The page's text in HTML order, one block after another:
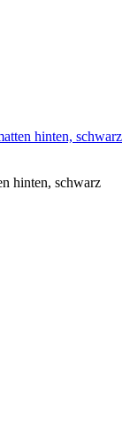
hinten, schwarz